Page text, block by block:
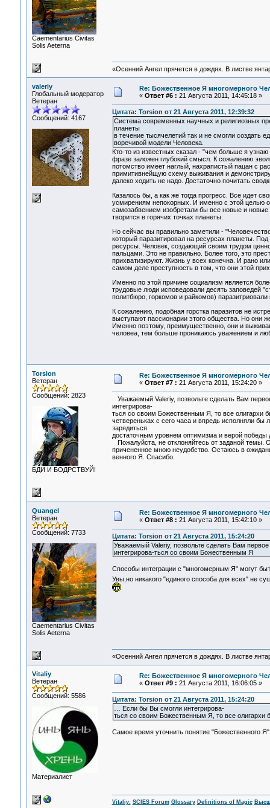
Сaementarius Civitas
Solis Aeterna
«Осенний Ангел прячется в дождях. В листве
valeriy
Глобальный модератор
Ветеран
Сообщений: 4167
Re: Божественное Я многомерного
« Ответ #6 : 21 Августа 2011, 14:45:18 »
Цитата: Torsion от 21 Августа 2011, 12:39:32
Система современных научных и религиозных
планеты
в течение тысячелетий так и не смогли создать
воречивой модели Человека.
Кто-то из известных сказал - "чем больше я
фразе заложен глубокий смысл. К сожалению
потомство имеет наглый, нахрапистый пацан с
примитивнейщую схему выживания и
далеко ходить не надо. Достаточно почитать
Казалось бы, а как же тогда прогресс. Все идет
усмирениям непокорных. И именно с этой целью
самозабвением изобретали бы все новые и новые
творится в горячих точках планеты.
Но сейчас вы правильно заметили -
который паразитировал на ресурсах планеты.
ресурсы. Человек, создающий своим трудом
пальцами. Это не правильно. Более того, это
прихватизируют. Жизнь у всех конечна. И рано
самом деле преступность в том, что они этой
Именно по этой причине социализм является
трудовые люди исповедовали десять заповедей
политбюро, горкомов и райкомов) паразитриовали
К сожалению, подобная горстка паразитов не
выступают пассионарии этого общества. Но они
Именно поэтому, преимущественно, они и
человеа, тем больше проникаюсь уважением и
Torsion
Ветеран
Сообщений: 2823
БДИ И БОДРСТВУЙ!
Re: Божественное Я многомерного
« Ответ #7 : 21 Августа 2011, 15:24:20 »
Уважаемый Valeriy, позвольте сделать Вам
интегрирова-
ться со своим Божественным Я, то все олигархи
четвереньках с сего часа и впредь исполняли
зарядиться
достаточным уровнем оптимизма и верой
Пожалуйста, не отклоняйтесь от заданой темы.
причененное мною неудобство. Остаюсь в
венного Я. Спасибо.
Quangel
Ветеран
Сообщений: 7733
Сaementarius Civitas
Solis Aeterna
Re: Божественное Я многомерного
« Ответ #8 : 21 Августа 2011, 15:42:10 »
Цитата: Torsion от 21 Августа 2011, 15:24:20
Уважаемый Valeriy, позвольте сделать Вам
интегрирова-ться со своим Божественным Я
Способы интеграции с "многомерным Я" могут
Увы,но никакого "единого способа для всех" не
«Осенний Ангел прячется в дождях. В листве
Vitaliy
Ветеран
Сообщений: 5586
Материалист
Re: Божественное Я многомерного
« Ответ #9 : 21 Августа 2011, 16:06:05 »
Цитата: Torsion от 21 Августа 2011, 15:24:20
… Если бы Вы смогли интегрирова-
ться со своим Божественным Я, то все олигархи
Самое время уточнить понятие "Божественного
Vitaliy: SCIES Forum Glossary Definitions of Magic